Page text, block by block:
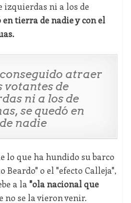
izquierdas ni a los de
en tierra de nadie y con el
atraer
votantes de
ni a los de
se quedó en
nadie
lo que ha hundido su barco
Beardo" o el "efecto Calleja",
a la "ola nacional que
no se la vieron venir.